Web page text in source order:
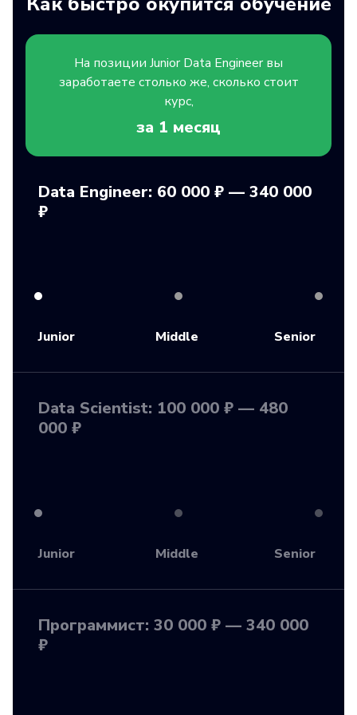
На позиции JuniorData Engineer вы
заработаете столько же, сколько стоит
курс,
за 1 месяц
Data Engineer: 60 000 ₽ — 340 000
₽
Junior Middle Senior
Data Scientist: 100 000 ₽ — 480
000 ₽
Junior Middle Senior
Программист: 30 000 ₽ — 340 000
₽